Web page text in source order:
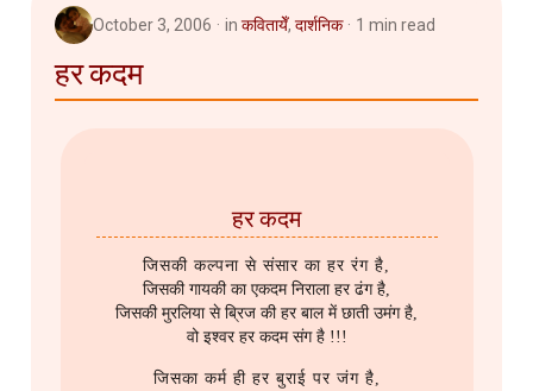
October 3, 2006 in कवितायेँ, दार्शनिक 1 min read
हर कदम
हर कदम
जिसकी कल्पना से संसार का हर रंग है,
जिसकी गायकी का एकदम निराला हर ढंग है,
जिसकी मुरलिया से ब्रिज की हर बाल में छाती उमंग है,
वो इश्वर हर कदम संग है !!!
जिसका कर्म ही हर बुराई पर जंग है,